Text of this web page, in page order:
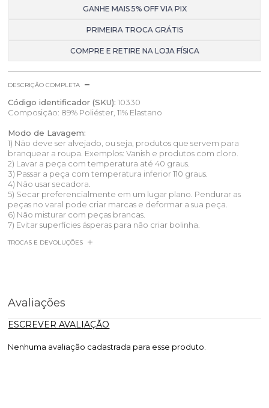
GANHE MAIS 5% OFF VIA PIX
PRIMEIRA TROCA GRÁTIS
COMPRE E RETIRE NA LOJA FÍSICA
DESCRIÇÃO COMPLETA
Código identificador (SKU): 10330
Composição: 89% Poliéster, 11% Elastano
Modo de Lavagem:
1) Não deve ser alvejado, ou seja, produtos que servem para
branquear a roupa. Exemplos: Vanish e produtos com cloro.
2) Lavar a peça com temperatura até 40 graus.
3) Passar a peça com temperatura inferior 110 graus.
4) Não usar secadora.
5) Secar preferencialmente em um lugar plano. Pendurar as
peças no varal pode criar marcas e deformar a sua peça.
6) Não misturar com peças brancas.
7) Evitar superfícies ásperas para não criar bolinha.
TROCAS E DEVOLUÇÕES
Avaliações
ESCREVER AVALIAÇÃO
Nenhuma avaliação cadastrada para esse produto.